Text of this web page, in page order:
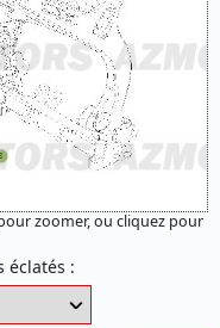
zoomer, ou cliquez pour
éclatés :